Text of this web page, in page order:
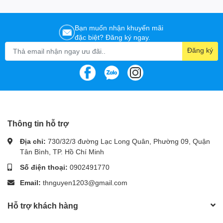
Bạn muốn nhận khuyến mãi
đặc biệt? Đăng ký ngay.
Đăng ký
Thông tin hỗ trợ
Địa chỉ: 730/32/3 đường Lạc Long Quân, Phường 09, Quận
Tân Bình, TP. Hồ Chí Minh
Số điện thoại: 0902491770
Email: thnguyen1203@gmail.com
Hỗ trợ khách hàng